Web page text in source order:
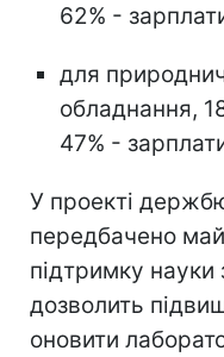
62% -
для
обладнання,
47% -
У проекті
передбачено
підтримку
дозволить
оновити